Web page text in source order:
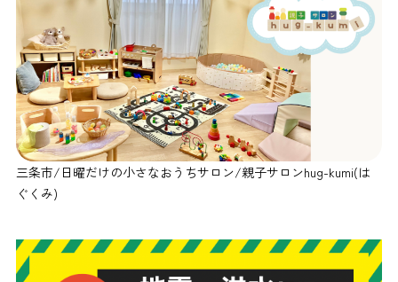
三条市/日曜だけの小さなおうちサロン/親子サロンhug-kumi(は
ぐくみ)